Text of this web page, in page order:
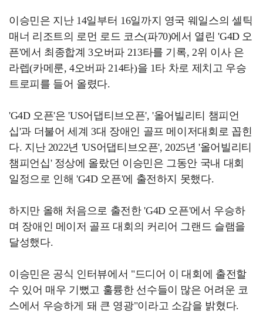
이승민은 지난 14일부터 16일까지 영국 웨일스의 셀틱
매너 리조트의 로먼 로드 코스(파70)에서 열린 'G4D 오
픈'에서 최종합계 3오버파 213타를 기록, 2위 이사 은
라렙(카메룬, 4오버파 214타)을 1타 차로 제치고 우승
트로피를 들어 올렸다.
'G4D 오픈'은 'US어댑티브오픈', '올어빌리티 챔피언
십'과 더불어 세계 3대 장애인 골프 메이저대회로 꼽힌
다. 지난 2022년 'US어댑티브오픈', 2025년 '올어빌리티
챔피언십' 정상에 올랐던 이승민은 그동안 국내 대회
일정으로 인해 'G4D 오픈'에 출전하지 못했다.
하지만 올해 처음으로 출전한 'G4D 오픈'에서 우승하
며 장애인 메이저 골프 대회의 커리어 그랜드 슬램을
달성했다.
이승민은 공식 인터뷰에서 "드디어 이 대회에 출전할
수 있어 매우 기뻤고 훌륭한 선수들이 많은 어려운 코
스에서 우승하게 돼 큰 영광"이라고 소감을 밝혔다.